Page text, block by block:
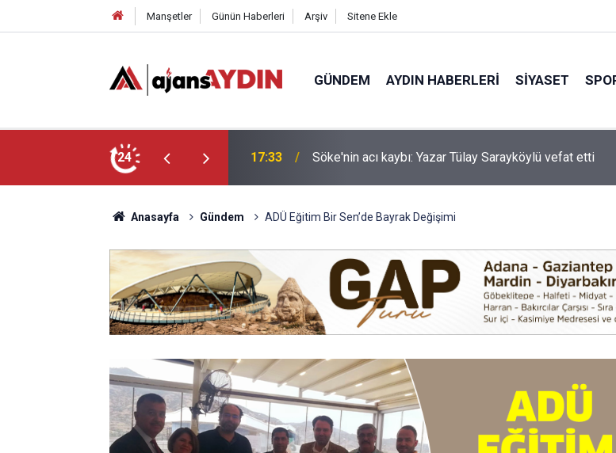
Manşetler Günün Haberleri Arşiv Sitene Ekle
GÜNDEM AYDIN HABERLERI SIYASET
24 17:23 Nazilli'de motosiklet kazası: 16 yaşındaki Mustafa
Anasayfa Gündem ADÜ Eğitim Bir Sen’de Bayrak Değişimi